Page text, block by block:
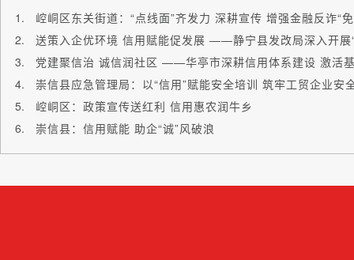
崆峒区东关街道：“点线面”齐发力 深耕宣传 增强金融反诈“
党建聚信治 诚信润社区 ——华亭市深耕信用体系建设 激活
崇信县应急管理局：以“信用”赋能安全培训 筑牢工贸企业安
崆峒区：政策宣传送红利 信用惠农润牛乡
崇信县：信用赋能 助企“诚”风破浪